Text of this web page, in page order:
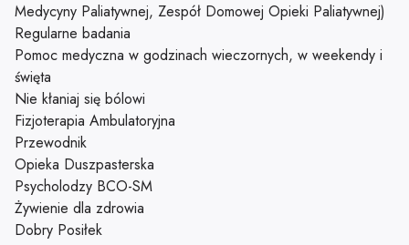
Medycyny Paliatywnej, Zespół Domowej Opieki Paliatywnej)
Regularne badania
Pomoc medyczna w godzinach wieczornych, w weekendy i
święta
Nie kłaniaj się bólowi
Fizjoterapia Ambulatoryjna
Przewodnik
Opieka Duszpasterska
Psycholodzy BCO-SM
Żywienie dla zdrowia
Dobry Posiłek